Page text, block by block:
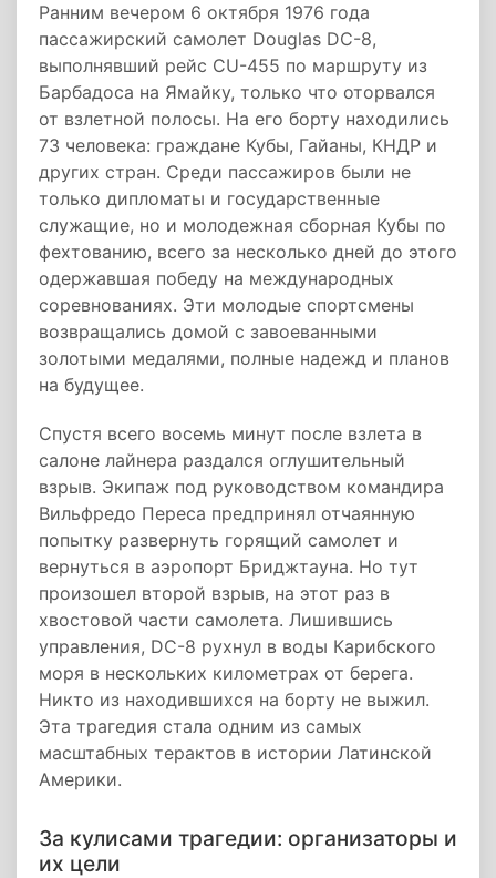
Ранним вечером 6 октября 1976 года
пассажирский самолет Douglas DC-8,
выполнявший рейс CU-455 по маршруту из
Барбадоса на Ямайку, только что оторвался
от взлетной полосы. На его борту находились
73 человека: граждане Кубы, Гайаны, КНДР и
других стран. Среди пассажиров были не
только дипломаты и государственные
служащие, но и молодежная сборная Кубы по
фехтованию, всего за несколько дней до этого
одержавшая победу на международных
соревнованиях. Эти молодые спортсмены
возвращались домой с завоеванными
золотыми медалями, полные надежд и планов
на будущее.
Спустя всего восемь минут после взлета в
салоне лайнера раздался оглушительный
взрыв. Экипаж под руководством командира
Вильфредо Переса предпринял отчаянную
попытку развернуть горящий самолет и
вернуться в аэропорт Бриджтауна. Но тут
произошел второй взрыв, на этот раз в
хвостовой части самолета. Лишившись
управления, DC-8 рухнул в воды Карибского
моря в нескольких километрах от берега.
Никто из находившихся на борту не выжил.
Эта трагедия стала одним из самых
масштабных терактов в истории Латинской
Америки.
За кулисами трагедии: организаторы и
их цели